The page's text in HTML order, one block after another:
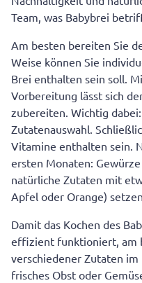
Team, was Babybrei
Am besten bereiten Sie
Weise können Sie
Brei enthalten sein soll.
Vorbereitung lässt sich
zubereiten. Wichtig
Zutatenauswahl.
Vitamine enthalten sein.
ersten Monaten:
natürliche Zutaten mit
Apfel oder Orange)
Damit das Kochen des
effizient funktioniert, am
verschiedener Zutaten im
frisches Obst oder